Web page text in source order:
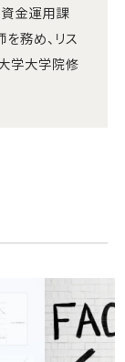
資金運用課
務め、リス
学大学院修